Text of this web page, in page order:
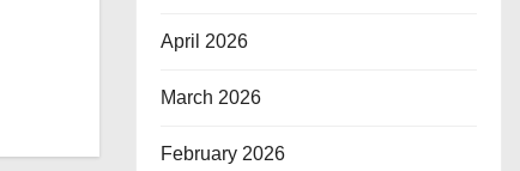
April 2026
March 2026
February 2026